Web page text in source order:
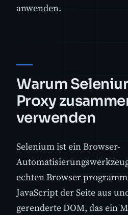
anwenden.
Warum
Proxy
verwenden
Selenium ist ein Browser-
echten Browser
JavaScript der Seite aus
gerenderte DOM, das ein